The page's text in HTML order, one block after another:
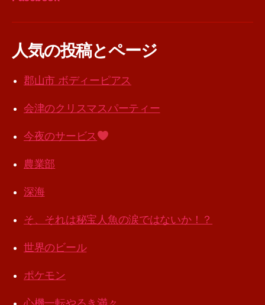
人気の投稿とページ
郡山市 ボディーピアス
会津のクリスマスパーティー
今夜のサービス
農業部
深海
そ、それは秘宝人魚の涙ではないか！？
世界のビール
ポケモン